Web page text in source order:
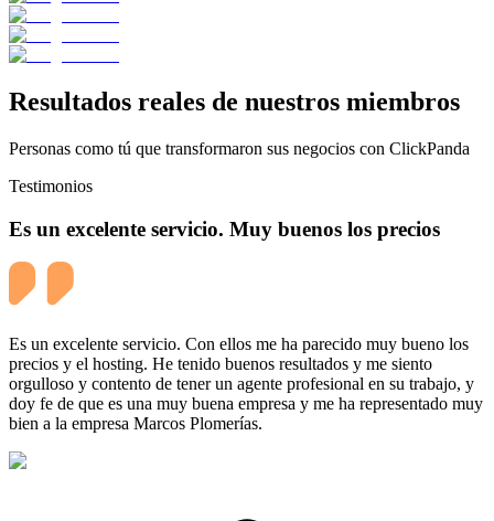
Resultados reales de nuestros miembros
Personas como tú que transformaron sus negocios con ClickPanda
Testimonios
Es un excelente servicio. Muy buenos los precios
Es un excelente servicio. Con ellos me ha parecido muy bueno los
precios y el hosting. He tenido buenos resultados y me siento
orgulloso y contento de tener un agente profesional en su trabajo, y
doy fe de que es una muy buena empresa y me ha representado muy
bien a la empresa Marcos Plomerías.